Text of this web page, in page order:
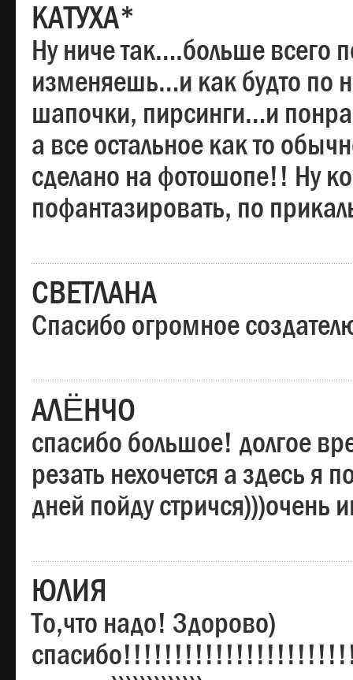
КАТУХА*
Ну ниче так….больше всего
изменяешь…и как будто по
шапочки, пирсинги…и
а все остальное как то
сделано на фотошопе!! Ну
пофантазировать, по
СВЕТЛАНА
Спасибо огромное
АЛЁНЧО
спасибо большое! долгое
резать нехочется а здесь я
дней пойду стричся)))очень
ЮЛИЯ
То,что надо! Здорово)